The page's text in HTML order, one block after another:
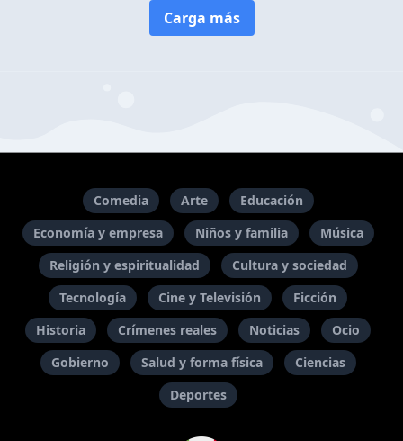
Carga más
Comedia Arte
Educación
Economía y empresa
Niños y familia
Música
Religión y espiritualidad
Cultura y sociedad
Tecnología
Cine y Televisión
Ficción
Historia
Crímenes reales Noticias
Ocio
Gobierno
Salud y forma física
Ciencias
Deportes